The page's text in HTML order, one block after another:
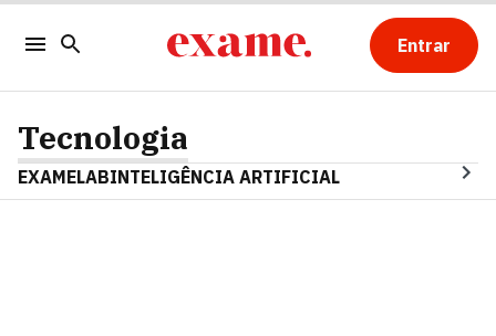
Entrar
Tecnologia
EXAMELABINTELIGÊNCIA ARTIFICIAL